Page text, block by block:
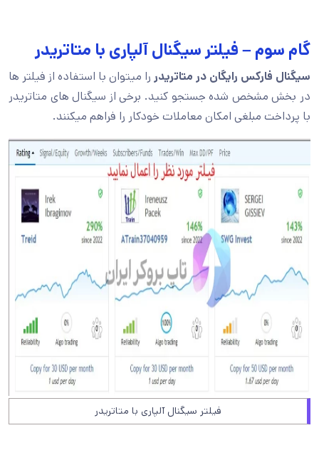
گام سوم – فیلتر سیگنال آلپاری با متاتریدر
سیگنال فارکس رایگان در متاتریدر را میتوان با استفاده از فیلتر ها
در بخش مشخص شده جستجو کنید. برخی از سیگنال های متاتریدر
با پرداخت مبلغی امکان معاملات خودکار را فراهم میکنند.
فیلتر سیگنال آلپاری با متاتریدر